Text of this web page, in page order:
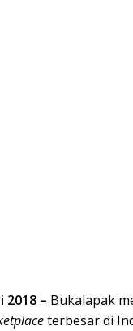
2018 – Bukalapak
terbesar di